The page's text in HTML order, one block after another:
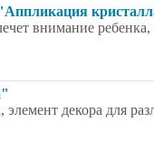
внимание
декора для